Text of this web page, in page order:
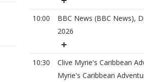
10:00
BBC News (BBC News),
2026
10:30
Clive Myrie's Caribbean
Myrie's Caribbean